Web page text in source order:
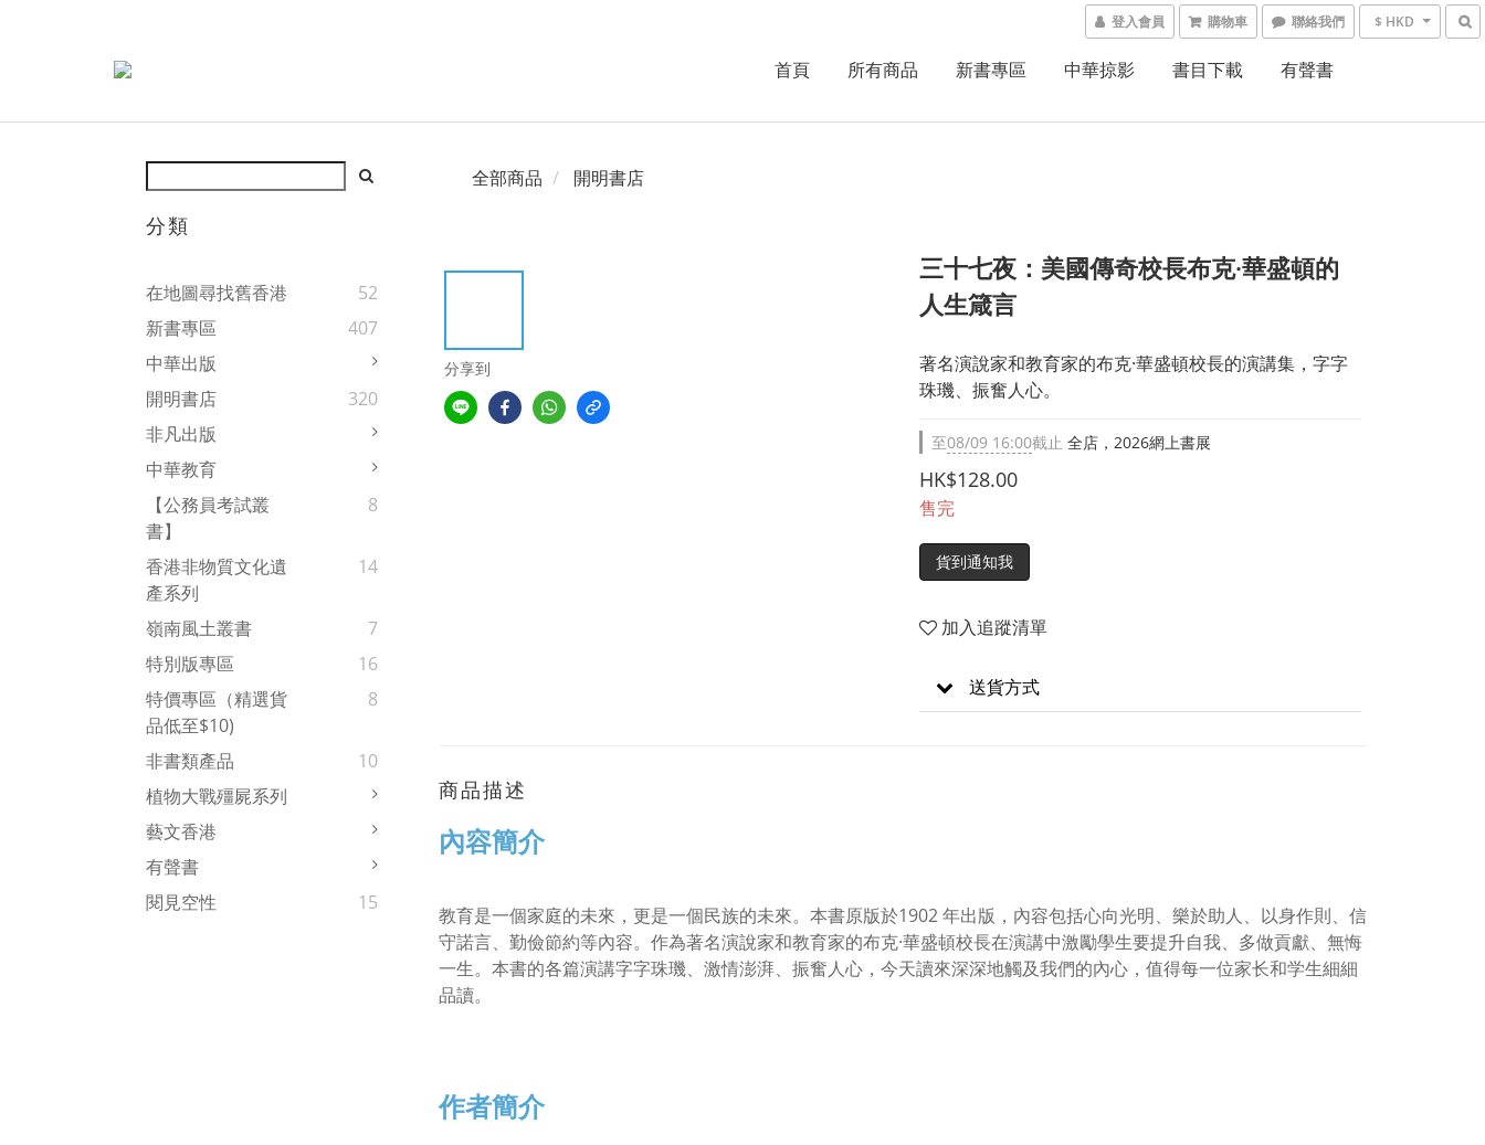
登入會員 購物車 聯絡我們 $ HKD
首頁 所有商品 新書專區 中華掠影 書目下載 有聲書
分類
在地圖尋找舊香港
52
新書專區
407
中華出版
開明書店
320
非凡出版
中華教育
【公務員考試叢
書】
8
香港非物質文化遺
產系列
14
嶺南風土叢書
7
特別版專區
16
特價專區（精選貨
品低至$10)
8
非書類產品
10
植物大戰殭屍系列
藝文香港
有聲書
閱見空性
15
全部商品 開明書店
分享到
三十七夜：美國傳奇校長布克·華盛頓的
人生箴言
著名演說家和教育家的布克·華盛頓校長的演講集，字字
珠璣、振奮人心。
至08/09 16:00截止 全店，2026網上書展
HK$128.00
售完
貨到通知我
加入追蹤清單
送貨方式
商品描述
內容簡介
教育是一個家庭的未來，更是一個民族的未來。本書原版於1902 年出版，內容包括心向光明、樂於助人、以身作則、信
守諾言、勤儉節約等內容。作為著名演說家和教育家的布克·華盛頓校長在演講中激勵學生要提升自我、多做貢獻、無悔
一生。本書的各篇演講字字珠璣、激情澎湃、振奮人心，今天讀來深深地觸及我們的內心，值得每一位家长和学生細細
品讀。
作者簡介